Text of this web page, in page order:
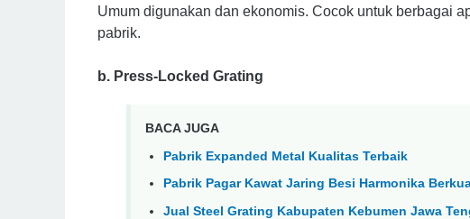
Umum digunakan dan ekonomis. Cocok untuk berbagai
pabrik.
b. Press-Locked Grating
BACA JUGA
Pabrik Expanded Metal Kualitas Terbaik
Pabrik Pagar Kawat Jaring Besi Harmonika
Jual Steel Grating Kabupaten Kebumen Jawa